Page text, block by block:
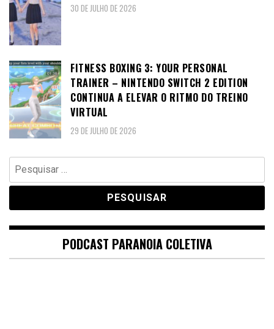
30 DE JULHO DE 2026
FITNESS BOXING 3: YOUR PERSONAL
TRAINER – NINTENDO SWITCH 2 EDITION
CONTINUA A ELEVAR O RITMO DO TREINO
VIRTUAL
29 DE JULHO DE 2026
Pesquisar
por:
PODCAST PARANOIA COLETIVA